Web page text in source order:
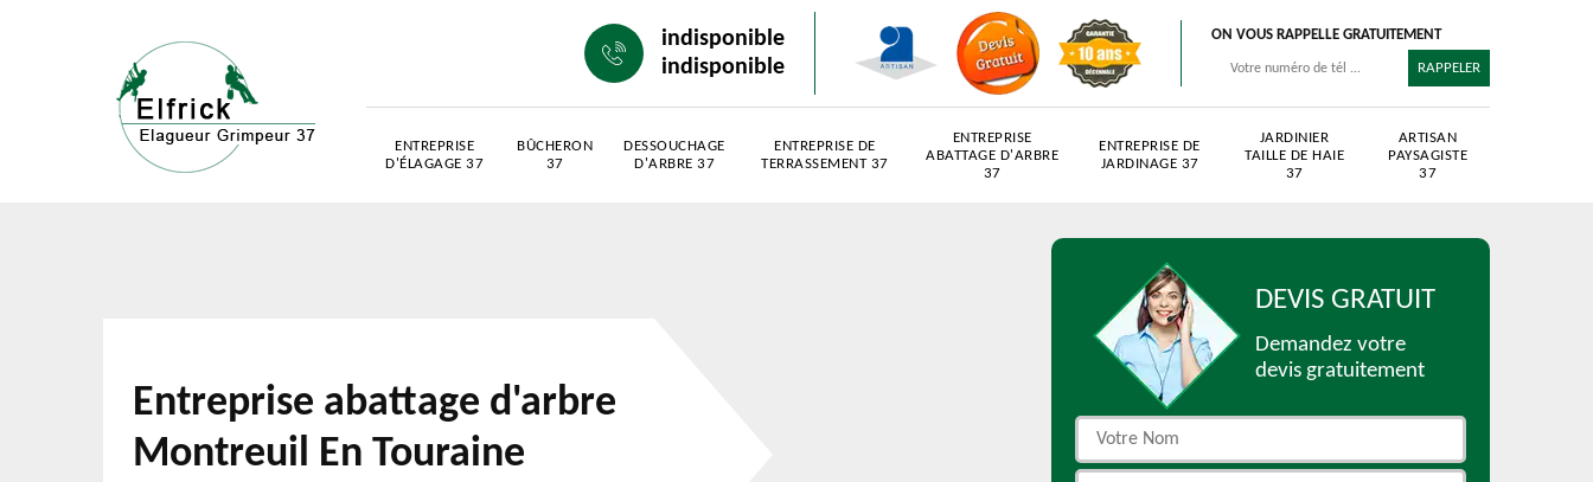
indisponible
indisponible
ON VOUS RAPPELLE GRATUITEMENT
ENTREPRISE
D'ÉLAGAGE 37
BÛCHERON
37
DESSOUCHAGE
D'ARBRE 37
ENTREPRISE DE
TERRASSEMENT 37
ENTREPRISE
ABATTAGE D'ARBRE
37
ENTREPRISE DE
JARDINAGE 37
JARDINIER
TAILLE DE HAIE
37
ARTISAN
PAYSAGISTE
37
Entreprise abattage d'arbre
Montreuil En Touraine
DEVIS GRATUIT
Demandez votre
devis gratuitement